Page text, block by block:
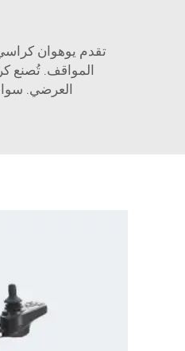
تقدم يوهوان
المواقف. تُصنع
العرضي.